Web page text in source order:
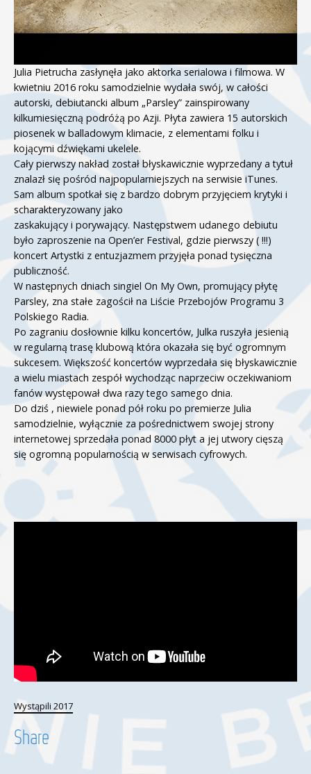
Julia Pietrucha zasłynęła jako aktorka serialowa i filmowa. W
kwietniu 2016 roku samodzielnie wydała swój, w całości
autorski, debiutancki album „Parsley” zainspirowany
kilkumiesięczną podróżą po Azji. Płyta zawiera 15 autorskich
piosenek w balladowym klimacie, z elementami folku i
kojącymi dźwiękami ukelele.
Cały pierwszy nakład został błyskawicznie wyprzedany a tytuł
znalazł się pośród najpopularniejszych na serwisie iTunes.
Sam album spotkał się z bardzo dobrym przyjęciem krytyki i
scharakteryzowany jako
zaskakujący i porywający. Następstwem udanego debiutu
było zaproszenie na Open’er Festival, gdzie pierwszy ( !!!)
koncert Artystki z entuzjazmem przyjęła ponad tysięczna
publiczność.
W następnych dniach singiel On My Own, promujący płytę
Parsley, zna stałe zagościł na Liście Przebojów Programu 3
Polskiego Radia.
Po zagraniu dosłownie kilku koncertów, Julka ruszyła jesienią
w regularną trasę klubową która okazała się być ogromnym
sukcesem. Większość koncertów wyprzedała się błyskawicznie
a wielu miastach zespół wychodząc naprzeciw oczekiwaniom
fanów występował dwa razy tego samego dnia.
Do dziś , niewiele ponad pół roku po premierze Julia
samodzielnie, wyłącznie za pośrednictwem swojej strony
internetowej sprzedała ponad 8000 płyt a jej utwory cięszą
się ogromną popularnością w serwisach cyfrowych.
Wystąpili 2017
Share